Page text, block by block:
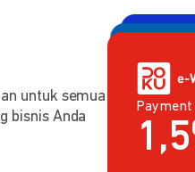
untuk semua
bisnis Anda
Payment
Payment